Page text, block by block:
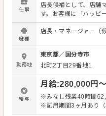
仕事
店長候補として、店舗
す。お客様に「ハッピ
スタッフが「ハッピー
います。 主な業務は、売上管理、スタッフの育成、販促企
め、マネジメントに専念できる
内の店長昇格も可能で
いつでも相談できる安
のWEB会議で他店の
ノウハウを学ぶ機会も豊富です。 また
はなく、その後のキャ
す。実力や成長に応じ
職種
店長・マネージャー（
勤務地
東京都／ 国分寺市
北町2丁目29番地1
給与
月給:280,000円〜
※みなし残業40時間
※試用期間3ヶ月あり（